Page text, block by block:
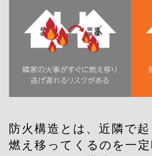
防火構造とは、近隣で
燃え移ってくるのを一